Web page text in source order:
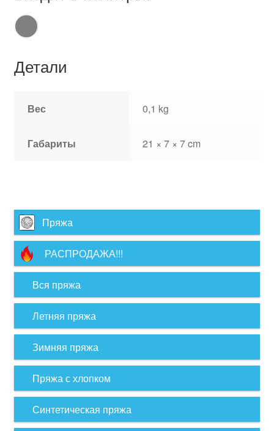
Детали
Вес 0,1 kg
Габариты 21 × 7 × 7 cm
Пряжа
РАСПРОДАЖА!!!
Вся пряжа
Летняя пряжа
Зимняя пряжа
Пряжа с хлопком
Синтетическая пряжа